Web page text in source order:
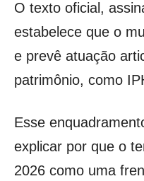
O texto oficial,
estabelece que o
e prevê atuação
patrimônio, como
Esse
explicar por que o
2026 como uma